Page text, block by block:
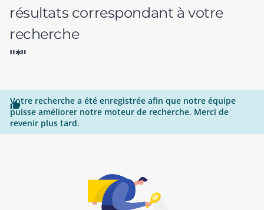
résultats correspondant à votre
recherche
"*"

Votre recherche a été enregistrée afin que notre équipe
puisse améliorer notre moteur de recherche. Merci de
revenir plus tard.